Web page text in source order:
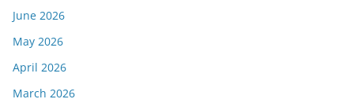
June 2026
May 2026
April 2026
March 2026